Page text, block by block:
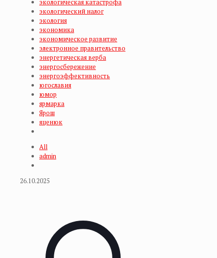
экологическая катастрофа
экологический налог
экология
экономика
экономическое развитие
электронное правительство
энергетическая верба
энергосбережение
энергоэффективность
югославия
юмор
ярмарка
Ярош
яценюк
All
admin
26.10.2025